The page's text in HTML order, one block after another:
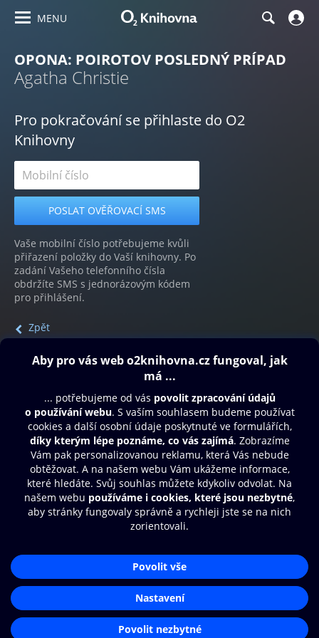
MENU
OPONA: POIROTOV POSLEDNÝ PRÍPAD
Agatha Christie
Pro pokračování se přihlaste do O2
Knihovny
Vaše mobilní číslo potřebujeme kvůli
přiřazení položky do Vaší knihovny. Po
zadání Vašeho telefonního čísla
obdržíte SMS s jednorázovým kódem
pro přihlášení.
Zpět
Obsah ke stažení
Moje O2 Knihovna
Další zábava
© O2 Czech Republic a.s.
Přístupnost
Zásady zpracování osobních údajů
Nastavení cookies
Aplikace O2 Knihovna
Čti a poslouchej své e-knihy a
audioknihy rychleji a pohodlněji.